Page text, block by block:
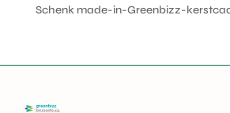
Schenk made-in-Greenbizz-